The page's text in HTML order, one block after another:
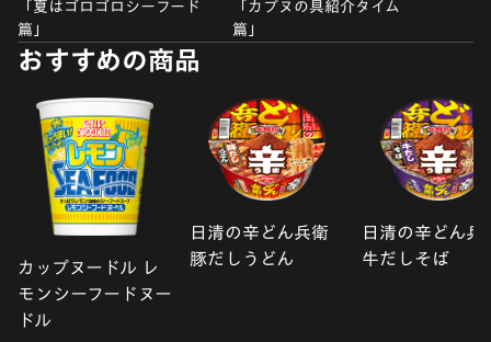
「夏はゴロゴロシーフード
篇」
「カプヌの具紹介タイム
篇」
おすすめの商品
カップヌードル レ
モンシーフードヌー
ドル
日清の辛どん兵衛
豚だしうどん
日清の辛どん兵
牛だしそば